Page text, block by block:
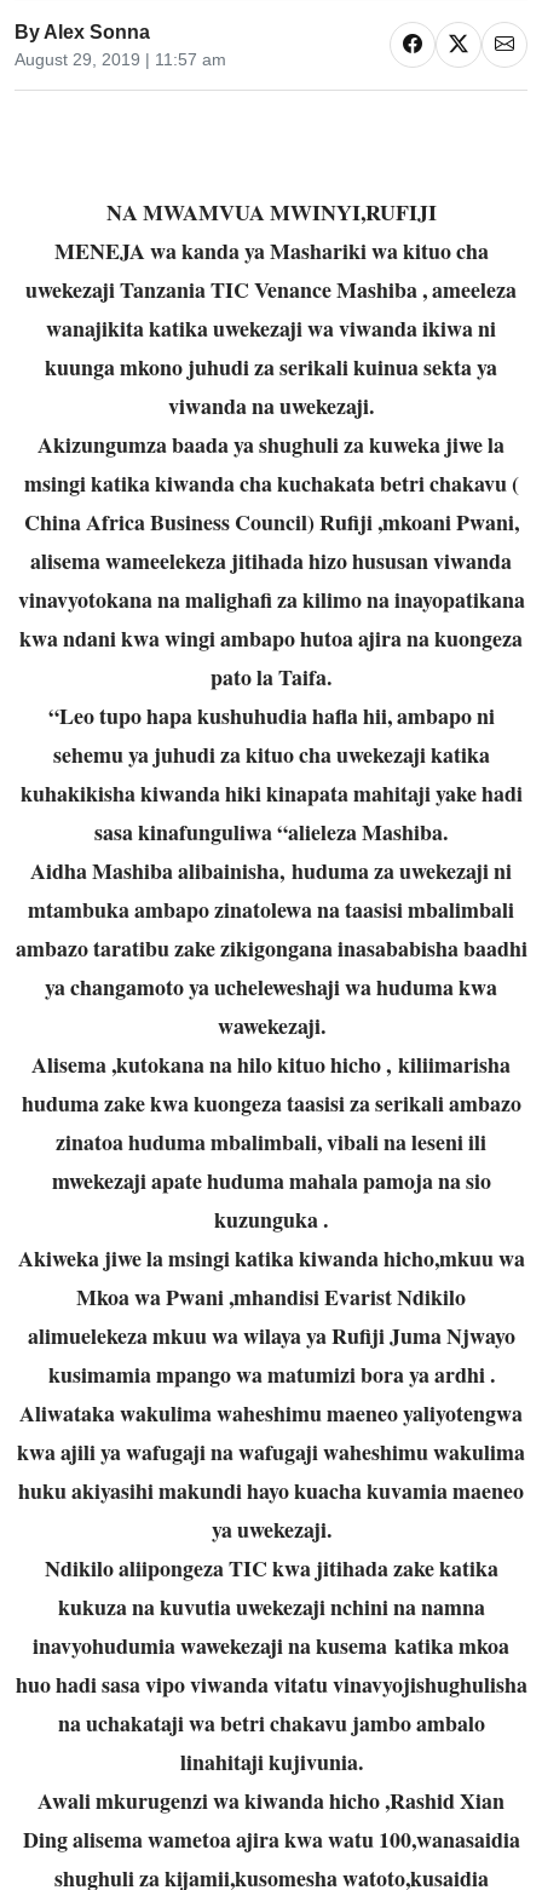
By Alex Sonna
August 29, 2019 | 11:57 am
NA MWAMVUA MWINYI,RUFIJI
MENEJA wa kanda ya Mashariki wa kituo cha
uwekezaji Tanzania TIC Venance Mashiba , ameeleza
wanajikita katika uwekezaji wa viwanda ikiwa ni
kuunga mkono juhudi za serikali kuinua sekta ya
viwanda na uwekezaji.
Akizungumza baada ya shughuli za kuweka jiwe la
msingi katika kiwanda cha kuchakata betri chakavu (
China Africa Business Council) Rufiji ,mkoani Pwani,
alisema wameelekeza jitihada hizo hususan viwanda
vinavyotokana na malighafi za kilimo na inayopatikana
kwa ndani kwa wingi ambapo hutoa ajira na kuongeza
pato la Taifa.
“Leo tupo hapa kushuhudia hafla hii, ambapo ni
sehemu ya juhudi za kituo cha uwekezaji katika
kuhakikisha kiwanda hiki kinapata mahitaji yake hadi
sasa kinafunguliwa “alieleza Mashiba.
Aidha Mashiba alibainisha, huduma za uwekezaji ni
mtambuka ambapo zinatolewa na taasisi mbalimbali
ambazo taratibu zake zikigongana inasababisha baadhi
ya changamoto ya ucheleweshaji wa huduma kwa
wawekezaji.
Alisema ,kutokana na hilo kituo hicho , kiliimarisha
huduma zake kwa kuongeza taasisi za serikali ambazo
zinatoa huduma mbalimbali, vibali na leseni ili
mwekezaji apate huduma mahala pamoja na sio
kuzunguka .
Akiweka jiwe la msingi katika kiwanda hicho,mkuu wa
Mkoa wa Pwani ,mhandisi Evarist Ndikilo
alimuelekeza mkuu wa wilaya ya Rufiji Juma Njwayo
kusimamia mpango wa matumizi bora ya ardhi .
Aliwataka wakulima waheshimu maeneo yaliyotengwa
kwa ajili ya wafugaji na wafugaji waheshimu wakulima
huku akiyasihi makundi hayo kuacha kuvamia maeneo
ya uwekezaji.
Ndikilo aliipongeza TIC kwa jitihada zake katika
kukuza na kuvutia uwekezaji nchini na namna
inavyohudumia wawekezaji na kusema katika mkoa
huo hadi sasa vipo viwanda vitatu vinavyojishughulisha
na uchakataji wa betri chakavu jambo ambalo
linahitaji kujivunia.
Awali mkurugenzi wa kiwanda hicho ,Rashid Xian
Ding alisema wametoa ajira kwa watu 100,wanasaidia
shughuli za kijamii,kusomesha watoto,kusaidia